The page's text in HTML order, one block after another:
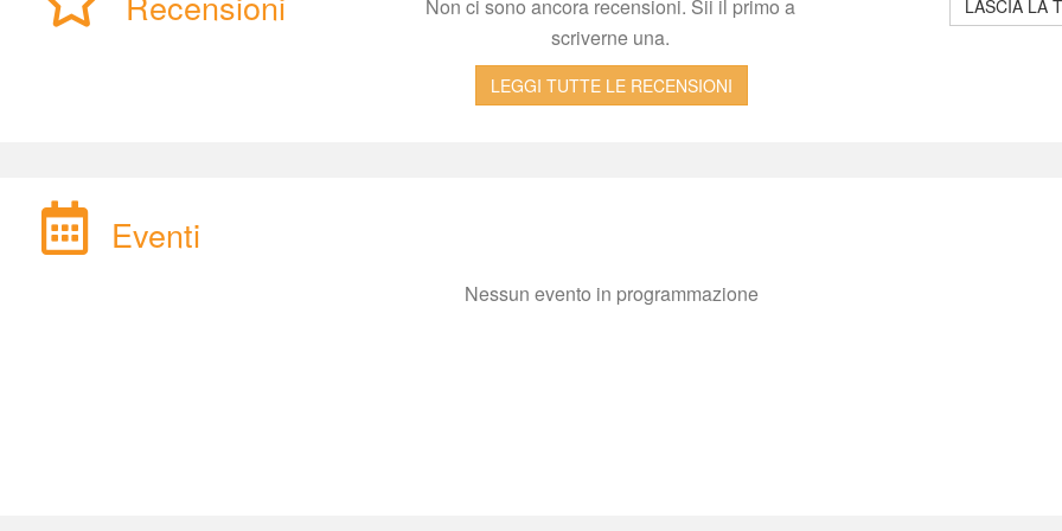
Non ci sono ancora recensioni. Sii il primo a
criverne una.
LASCIA LA
LEGGI TUTTE LE RECENSIONI
Eventi
Nessun evento in programmazione